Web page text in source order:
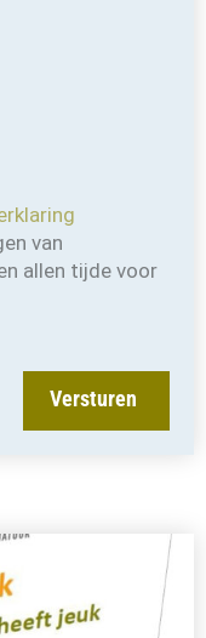
van
allen tijde voor
Versturen